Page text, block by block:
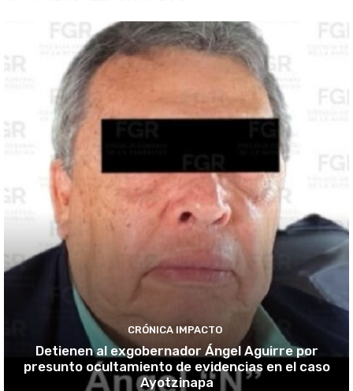
CRÓNICA IMPACTO
Detienen al exgobernador Ángel Aguirre por
presunto ocultamiento de evidencias en el caso
Ayotzinapa